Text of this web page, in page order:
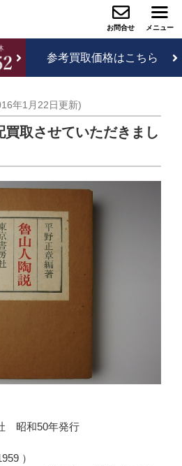
参考買取価格はこちら
年1月22日更新)
取させていただきまし
昭和50年発行
）